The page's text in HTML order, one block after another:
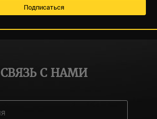
СВЯЗЬ С НАМИ